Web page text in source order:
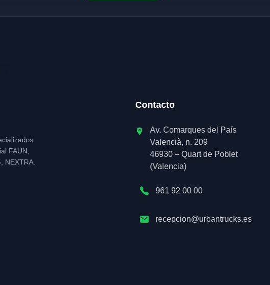
FAUN,
NEXTRA.
Contacto
Av. Comarques del País
Valencià, n. 209
46930 – Quart de Poblet
(Valencia)
961 92 00 00
recepcion@urbantrucks.es